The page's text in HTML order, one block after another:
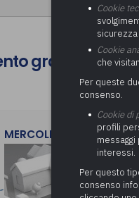
graduatorie
MERCOLEDì 29 LUGLIO
Cookie
Cookie
che
Per queste
consenso.
Cookie di
profili
interessi.
Per questo
consenso